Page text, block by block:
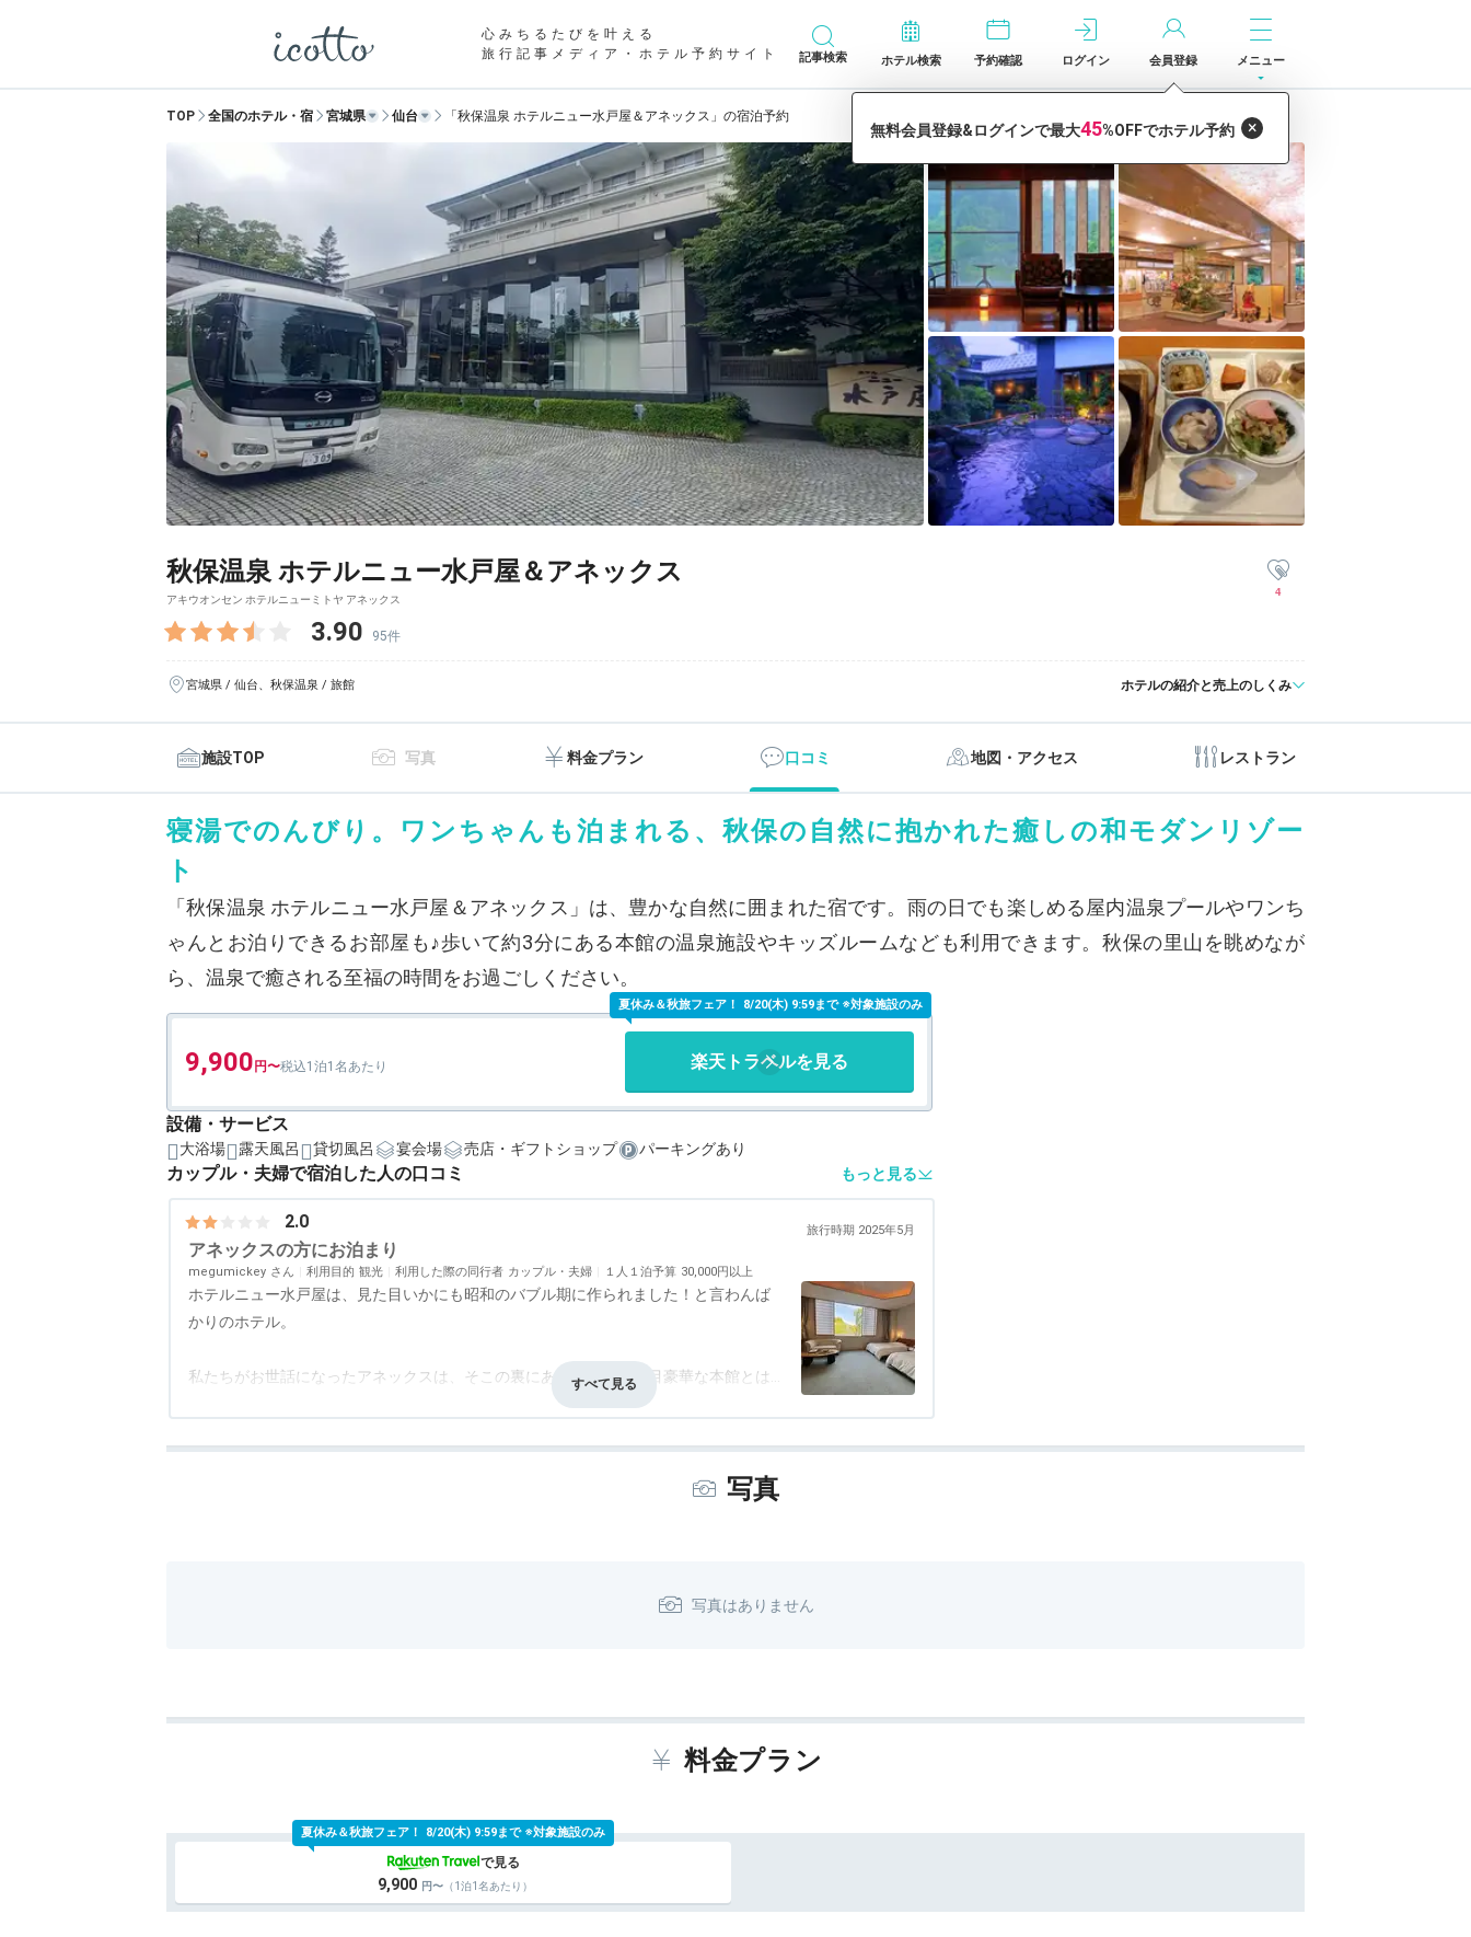
心みちるたびを叶える
旅行記事メディア・ホテル予約サイト
記事検索 ホテル検索 予約確認 ログイン 会員登録 メニュー
TOP 全国のホテル・宿 宮城県 仙台 「秋保温泉 ホテルニュー水戸屋＆アネックス」の宿泊予約
秋保温泉 ホテルニュー水戸屋＆アネックス
アキウオンセン ホテルニューミトヤ アネックス
3.90 95件
4
宮城県 / 仙台、秋保温泉 / 旅館 ホテルの紹介と売上のしくみ
施設TOP 写真 料金プラン 口コミ 地図・アクセス レストラン
寝湯でのんびり。ワンちゃんも泊まれる、秋保の自然に抱かれた癒しの和モダンリゾー
ト
「秋保温泉 ホテルニュー水戸屋＆アネックス」は、豊かな自然に囲まれた宿です。雨の日でも楽しめる屋内温泉プールやワンち
ゃんとお泊りできるお部屋も♪歩いて約3分にある本館の温泉施設やキッズルームなども利用できます。秋保の里山を眺めなが
ら、温泉で癒される至福の時間をお過ごしください。
9,900 1泊1名あたり
夏休み＆秋旅フェア！ 8/20(木) 9:59まで ※対象施設のみ
楽天トラベルを見る
設備・サービス
大浴場 露天風呂 貸切風呂 宴会場 売店・ギフトショップ パーキングあり
カップル・夫婦で宿泊した人の口コミ もっと見る
2.0 旅行時期 2025年5月
アネックスの方にお泊まり
megumickey 利用目的 観光 利用した際の同行者 カップル・夫婦 １人１泊予算 30,000円以上
ホテルニュー水戸屋は、見た目いかにも昭和のバブル期に作られました！と言わんば
かりのホテル。
私たちがお世話になったアネックスは、そこの裏にある一角。見た目豪華な本館とは
違い「以前はどこかの保養所だったとこを買い取りました」という感じで他に宿泊客
お部屋は2人で過ごすにはもったいないくらい広くて、自分の家のようにのんびりはで
部屋は古さが否めず、埃っぽさ？カビ臭さ？が若干あり、アネックスの大浴場も古さ
が否めませんでした。貸し出し枕もありましたが、全てヘタっており、借りたいとは
3.0 バリアフリー評価なし
写真
料金プラン
9,900 （1泊1名あたり）
夏休み＆秋旅フェア！ 8/20(木) 9:59まで ※対象施設のみ